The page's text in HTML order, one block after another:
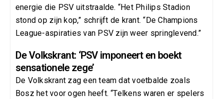
energie die PSV uitstraalde. “Het Philips Stadion
stond op zijn kop,” schrijft de krant. “De Champions
League-aspiraties van PSV zijn weer springlevend.”
De Volkskrant: ‘PSV imponeert en boekt
sensationele zege’
De Volkskrant zag een team dat voetbalde zoals
Bosz het voor ogen heeft. “Telkens waren er spelers